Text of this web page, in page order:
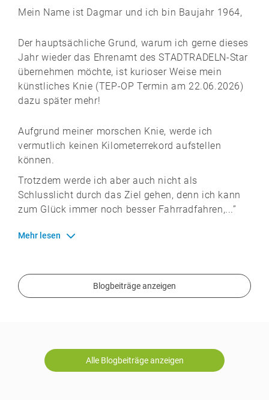
Mein Name ist Dagmar und ich bin Baujahr 1964,
Der hauptsächliche Grund, warum ich gerne dieses
Jahr wieder das Ehrenamt des STADTRADELN-Star
übernehmen möchte, ist kurioser Weise mein
künstliches Knie (TEP-OP Termin am 22.06.2026)
dazu später mehr!
Aufgrund meiner morschen Knie, werde ich
vermutlich keinen Kilometerrekord aufstellen
können.
Trotzdem werde ich aber auch nicht als
Schlusslicht durch das Ziel gehen, denn ich kann
zum Glück immer noch besser Fahrradfahren,...”
Mehr lesen
Blogbeiträge anzeigen
Alle Blogbeiträge anzeigen